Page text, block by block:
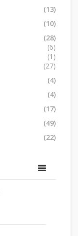
(13)
(10)
(28)
(6)
(1)
(27)
(4)
(4)
(17)
(49)
(22)